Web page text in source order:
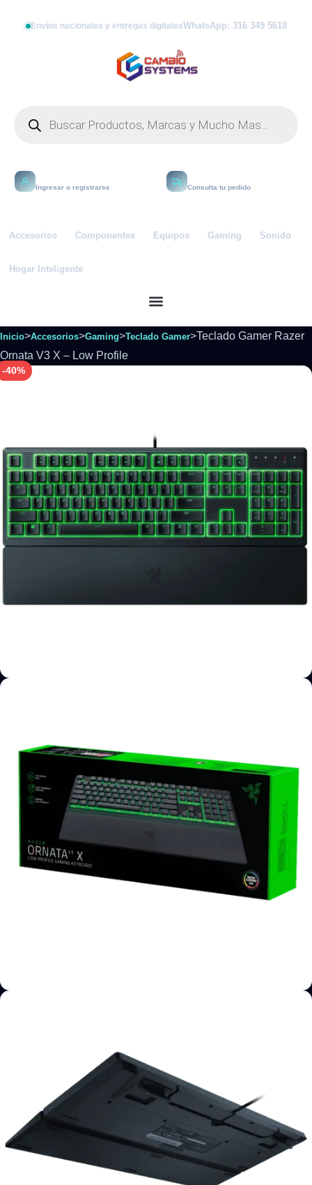
Envíos nacionales y entregas digitalesWhatsApp: 316 349 5618
Ingresar o registrarse Consulta tu pedido
Accesorios Componentes Equipos Gaming Sonido
Hogar Inteligente
Inicio>Accesorios>Gaming>Teclado Gamer>Teclado Gamer Razer
Ornata V3 X – Low Profile
-40%